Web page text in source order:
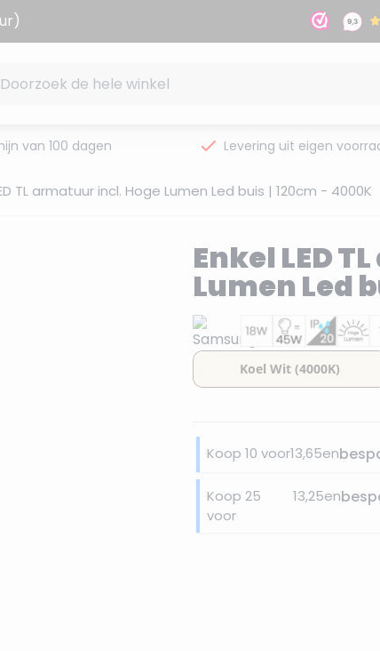
van 100 dagen Levering uit eigen
TL armatuur incl. Hoge Lumen Led buis | 120cm - 4000K
Enkel LED
Lumen Led
Koop 10 voor13,65en
Koop 25
voor
13,25en